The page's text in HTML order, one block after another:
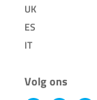
UK
ES
IT
Volg ons